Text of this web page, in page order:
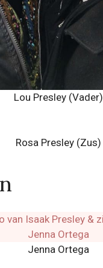
Lou Presley (Vader)
Rosa Presley (Zus)
Jenna Ortega